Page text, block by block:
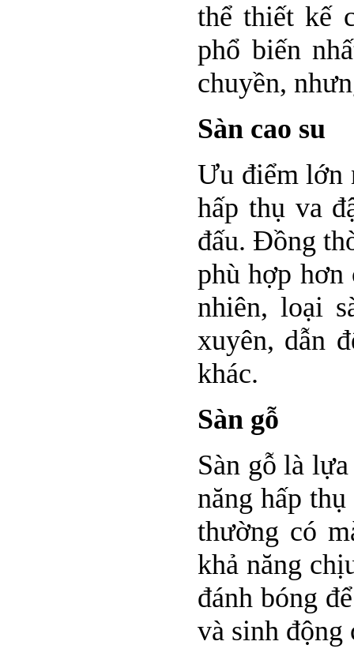
thể thiết kế
phổ biến
chuyền,
Sàn cao su
Ưu điểm lớn
hấp thụ va
đấu. Đồng
phù hợp hơn
nhiên, loại
xuyên, dẫn
khác.
Sàn gỗ
Sàn gỗ là
năng hấp
thường có
khả năng
đánh bóng
và sinh động